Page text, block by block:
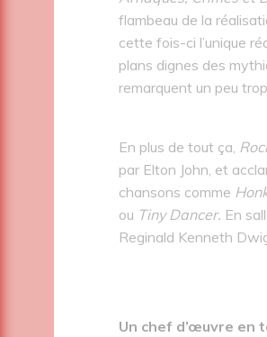
flambeau de la
cette fois-ci l’unique
plans dignes des
remarquent un peu
En plus de tout ça,
par Elton John, et
chansons comme
ou Tiny Dancer. En
Reginald Kenneth
Un chef d’œuvre en